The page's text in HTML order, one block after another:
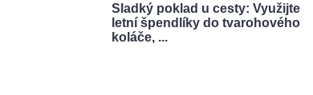
Sladký poklad u cesty: Využijte
letní špendlíky do tvarohového
koláče, ...